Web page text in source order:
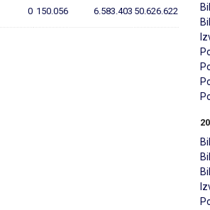
0 150.056 6.583.403 50.626.622